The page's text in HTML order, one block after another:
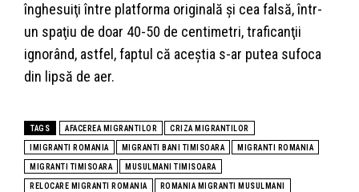
înghesuiţi între platforma originală şi cea falsă, într-
un spaţiu de doar 40-50 de centimetri, traficanţii
ignorând, astfel, faptul că aceştia s-ar putea sufoca
din lipsă de aer.
TAGS AFACEREA MIGRANTILOR CRIZA MIGRANTILOR
IMIGRANTI ROMANIA MIGRANTI BANI TIMISOARA MIGRANTI ROMANIA
MIGRANTI TIMISOARA MUSULMANI TIMISOARA
RELOCARE MIGRANTI ROMANIA ROMANIA MIGRANTI MUSULMANI